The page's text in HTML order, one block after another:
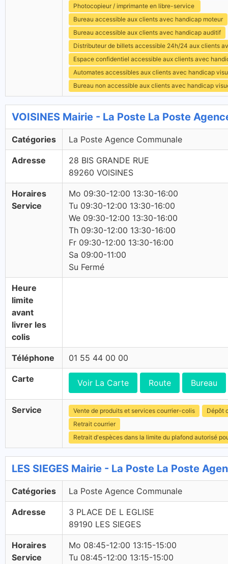
Photocopieur / imprimante en libre-service
Bureau accessible aux clients avec handicap moteur
Bureau accessible aux clients avec handicap auditif
Distributeur de billets accessible 24h/24 aux clients
Espace confidentiel accessible aux clients avec
Automates accessibles aux clients avec handicap
Bureau non accessible aux clients avec handicap
VOISINES Mairie - La Poste La Poste
Catégories La Poste Agence Communale
Adresse
28 BIS GRANDE RUE
89260 VOISINES
Horaires
Service
Mo 09:30-12:00 13:30-16:00
Tu 09:30-12:00 13:30-16:00
We 09:30-12:00 13:30-16:00
Th 09:30-12:00 13:30-16:00
Fr 09:30-12:00 13:30-16:00
Sa 09:00-11:00
Su Fermé
Heure
limite
avant
livrer les
colis
Téléphone 01 55 44 00 00
Carte Voir La Carte Route Bureau
Service Vente de produits et services courrier-colis
Dépôt
Retrait courrier
Retrait d'espèces dans la limite du plafond autorisé
LES SIEGES Mairie - La Poste La Poste
Catégories La Poste Agence Communale
Adresse
3 PLACE DE L EGLISE
89190 LES SIEGES
Horaires
Service
Mo 08:45-12:00 13:15-15:00
Tu 08:45-12:00 13:15-15:00